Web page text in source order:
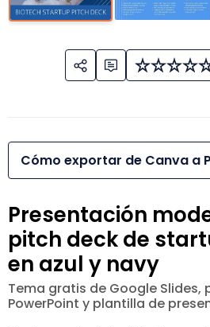
Cómo exportar de Canva a
Presentación
pitch deck de
en azul y navy
Tema gratis de Google Slides,
PowerPoint y plantilla de